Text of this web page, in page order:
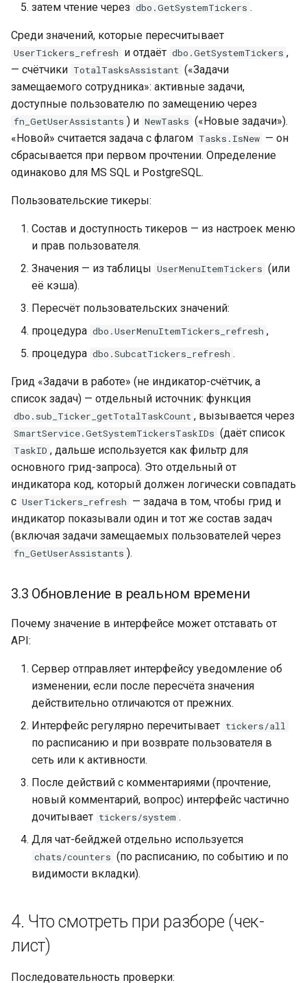
затем чтение через dbo.GetSystemTickers .
Среди значений, которые пересчитывает
UserTickers_refresh и отдаёт dbo.GetSystemTickers ,
— счётчики TotalTasksAssistant («Задачи
замещаемого сотрудника»: активные задачи,
доступные пользователю по замещению через
fn_GetUserAssistants ) и NewTasks («Новые задачи»).
«Новой» считается задача с флагом Tasks.IsNew — он
сбрасывается при первом прочтении. Определение
одинаково для MS SQL и PostgreSQL.
Пользовательские тикеры:
Состав и доступность тикеров — из настроек меню
и прав пользователя.
Значения — из таблицы UserMenuItemTickers (или
её кэша).
Пересчёт пользовательских значений:
процедура dbo.UserMenuItemTickers_refresh ,
процедура dbo.SubcatTickers_refresh .
Грид «Задачи в работе» (не индикатор-счётчик, а
список задач) — отдельный источник: функция
dbo.sub_Ticker_getTotalTaskCount , вызывается через
SmartService.GetSystemTickersTaskIDs (даёт список
TaskID , дальше используется как фильтр для
основного грид-запроса). Это отдельный от
индикатора код, который должен логически совпадать
с UserTickers_refresh — задача в том, чтобы грид и
индикатор показывали один и тот же состав задач
(включая задачи замещаемых пользователей через
fn_GetUserAssistants ).
3.3 Обновление в реальном времени
Почему значение в интерфейсе может отставать от
API:
Сервер отправляет интерфейсу уведомление об
изменении, если после пересчёта значения
действительно отличаются от прежних.
Интерфейс регулярно перечитывает tickers/all
по расписанию и при возврате пользователя в
сеть или к активности.
После действий с комментариями (прочтение,
новый комментарий, вопрос) интерфейс частично
дочитывает tickers/system .
Для чат-бейджей отдельно используется
chats/counters (по расписанию, по событию и по
видимости вкладки).
4. Что смотреть при разборе (чек-
лист)
Последовательность проверки: